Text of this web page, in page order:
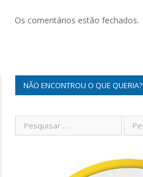
Os comentários estão fechados.
NÃO ENCONTROU O QUE QUERIA?